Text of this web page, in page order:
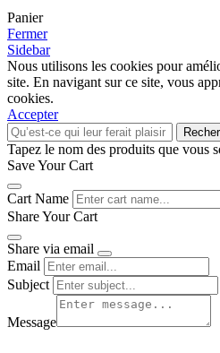
Panier
Fermer
Sidebar
Nous utilisons les cookies pour
site. En navigant sur ce site, vous
cookies.
Accepter
Tapez le nom des produits que vous
Save Your Cart
Cart Name
Share Your Cart
Share via email
Email
Subject
Message